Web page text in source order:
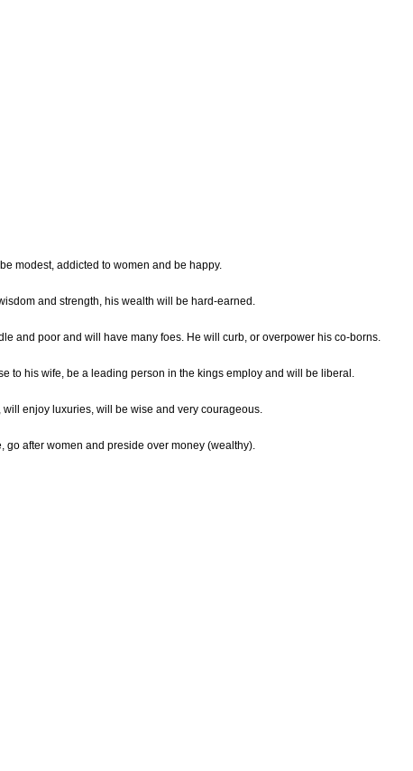
modest, addicted to women and be happy.
and strength, his wealth will be hard-earned.
and poor and will have many foes. He will curb, or overpower his co-borns.
to his wife, be a leading person in the kings employ and will be liberal.
enjoy luxuries, will be wise and very courageous.
go after women and preside over money (wealthy).